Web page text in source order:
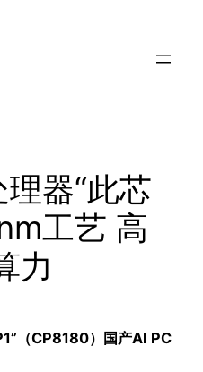
器“此芯
工艺 高
力
（CP8180）国产AI PC